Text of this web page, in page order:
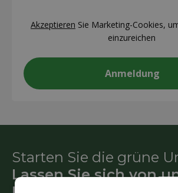
Akzeptieren Sie Marketing-Cookies,
einzureichen
Starten Sie die grüne
Lassen Sie sich von